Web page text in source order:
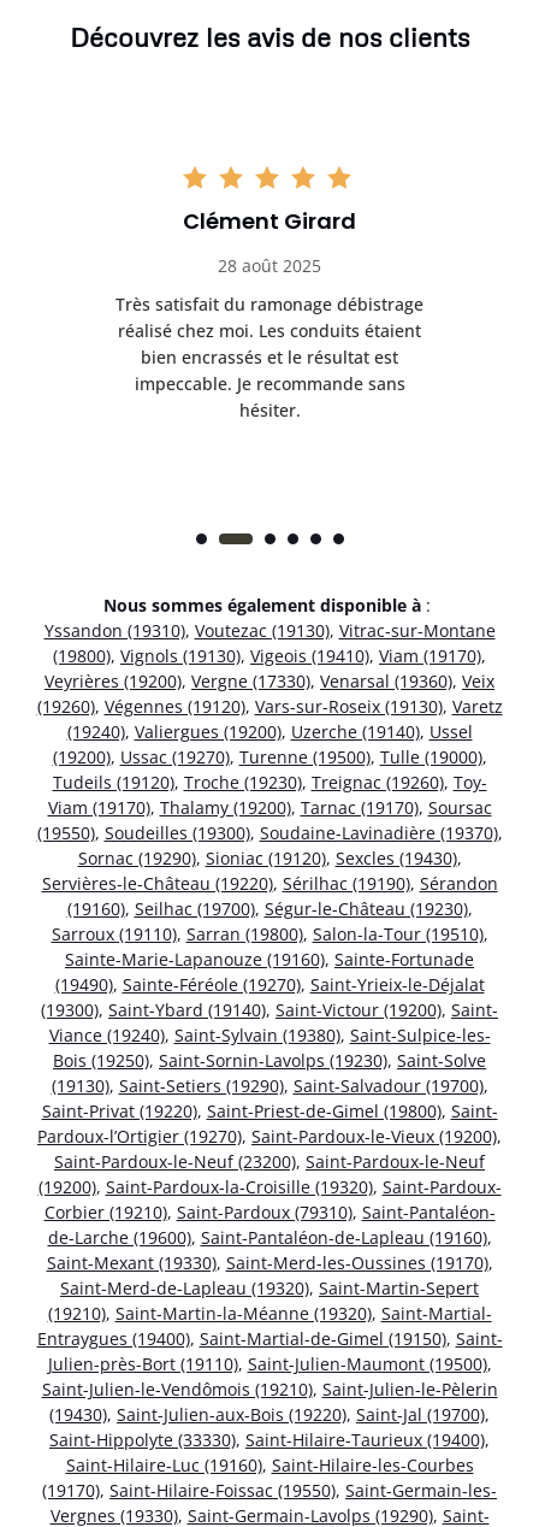
Découvrez les avis de nos clients
Clément Girard
28 août 2025
Très satisfait du ramonage débistrage
réalisé chez moi. Les conduits étaient
bien encrassés et le résultat est
impeccable. Je recommande sans
hésiter.
Nous sommes également disponible à :
Yssandon (19310), Voutezac (19130), Vitrac-sur-Montane
(19800), Vignols (19130), Vigeois (19410), Viam (19170),
Veyrières (19200), Vergne (17330), Venarsal (19360), Veix
(19260), Végennes (19120), Vars-sur-Roseix (19130), Varetz
(19240), Valiergues (19200), Uzerche (19140), Ussel
(19200), Ussac (19270), Turenne (19500), Tulle (19000),
Tudeils (19120), Troche (19230), Treignac (19260), Toy-
Viam (19170), Thalamy (19200), Tarnac (19170), Soursac
(19550), Soudeilles (19300), Soudaine-Lavinadière (19370),
Sornac (19290), Sioniac (19120), Sexcles (19430),
Servières-le-Château (19220), Sérilhac (19190), Sérandon
(19160), Seilhac (19700), Ségur-le-Château (19230),
Sarroux (19110), Sarran (19800), Salon-la-Tour (19510),
Sainte-Marie-Lapanouze (19160), Sainte-Fortunade
(19490), Sainte-Féréole (19270), Saint-Yrieix-le-Déjalat
(19300), Saint-Ybard (19140), Saint-Victour (19200), Saint-
Viance (19240), Saint-Sylvain (19380), Saint-Sulpice-les-
Bois (19250), Saint-Sornin-Lavolps (19230), Saint-Solve
(19130), Saint-Setiers (19290), Saint-Salvadour (19700),
Saint-Privat (19220), Saint-Priest-de-Gimel (19800), Saint-
Pardoux-l’Ortigier (19270), Saint-Pardoux-le-Vieux (19200),
Saint-Pardoux-le-Neuf (23200), Saint-Pardoux-le-Neuf
(19200), Saint-Pardoux-la-Croisille (19320), Saint-Pardoux-
Corbier (19210), Saint-Pardoux (79310), Saint-Pantaléon-
de-Larche (19600), Saint-Pantaléon-de-Lapleau (19160),
Saint-Mexant (19330), Saint-Merd-les-Oussines (19170),
Saint-Merd-de-Lapleau (19320), Saint-Martin-Sepert
(19210), Saint-Martin-la-Méanne (19320), Saint-Martial-
Entraygues (19400), Saint-Martial-de-Gimel (19150), Saint-
Julien-près-Bort (19110), Saint-Julien-Maumont (19500),
Saint-Julien-le-Vendômois (19210), Saint-Julien-le-Pèlerin
(19430), Saint-Julien-aux-Bois (19220), Saint-Jal (19700),
Saint-Hippolyte (33330), Saint-Hilaire-Taurieux (19400),
Saint-Hilaire-Luc (19160), Saint-Hilaire-les-Courbes
(19170), Saint-Hilaire-Foissac (19550), Saint-Germain-les-
Vergnes (19330), Saint-Germain-Lavolps (19290), Saint-